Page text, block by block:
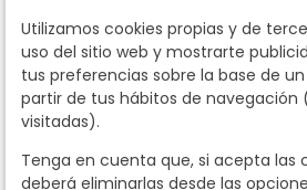
Según la LOPD y disposiciones de
datos personales serán tratados por parte
finalidad de gestionar la relación
derechos de acceso, rectificación,
derechos en los términos establecidos en
dirigiéndote a nosotros. Asimismo, nos
llamando al teléfono 915159584 o
info@subastassegre.es
Utilizamos cookies propias y de
uso del sitio web y mostrarte
tus preferencias sobre la base de
partir de tus hábitos de navegación
visitadas).
Tenga en cuenta que, si acepta las
deberá eliminarlas desde las